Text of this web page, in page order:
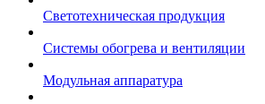
Светотехническая продукция
Системы обогрева и вентиляции
Модульная аппаратура